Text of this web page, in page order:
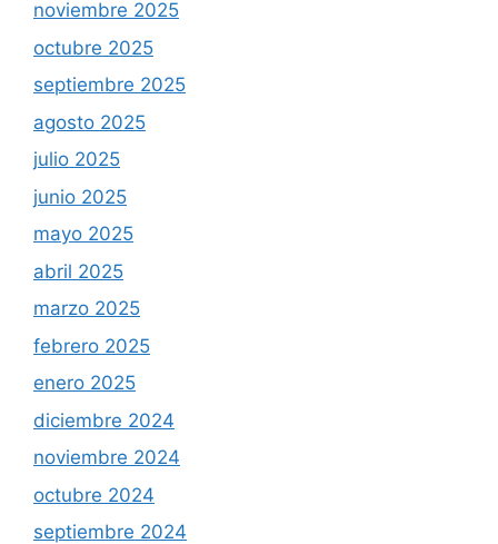
noviembre 2025
octubre 2025
septiembre 2025
agosto 2025
julio 2025
junio 2025
mayo 2025
abril 2025
marzo 2025
febrero 2025
enero 2025
diciembre 2024
noviembre 2024
octubre 2024
septiembre 2024